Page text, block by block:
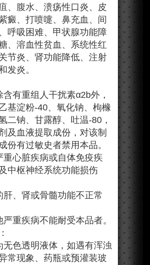
、腹水、溃疡性口炎、皮
癜、打喷嚏、鼻充血、间
呼吸困难、甲状腺功能障
、溶血性贫血、系统性红
节炎、肾功能降低、注射
发炎。
含有重组人干扰素α2b外，
基淀粉-40、氧化钠、枸橼
二钠、甘露醇、吐温-80，
及血液提取成份，对该制
份有过敏史者禁用本品。
重心脏疾病或自体免疫疾
中枢神经系统功能损伤
肝、肾或骨髓功能不正常
重疾病不能耐受本品者。
无色透明液体，如遇有浑浊
常现象、药瓶或预灌装玻